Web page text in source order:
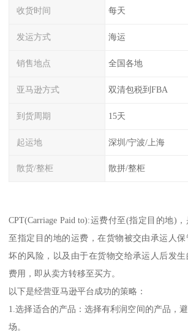
收货时间 每天
发运方式 海运
销售地点 全国各地
亚马逊方式 双清包税到FBA
到货周期 15天
起运地 深圳/宁波/上海
散货/整柜 散拼/整柜
CPT(Carriage Paid to):运费付至(指定目的地)
至指定目的地的运费，在货物被交由承运人
坏的风险，以及由于在货物交给承运人后发
费用，即从卖方转移至买方。
以下是经营亚马逊平台成功的策略：
1.选择适合的产品：选择有利润空间的产品，
场。